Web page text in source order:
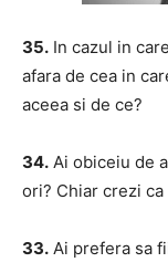
35. In cazul in
afara de cea in
aceea si de ce?
34. Ai obiceiu de
ori? Chiar crezi
33. Ai prefera sa